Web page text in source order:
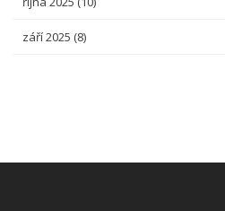
září 2025 (8)